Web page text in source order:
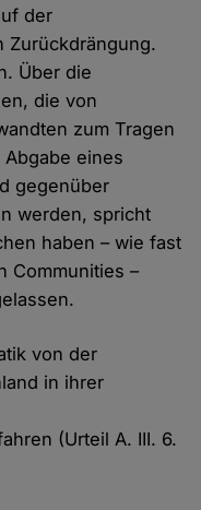
der
Zurückdrängung.
Über die
die von
zum Tragen
eines
gegenüber
werden, spricht
haben – wie fast
Communities –
von der
in ihrer
(Urteil A. III. 6.